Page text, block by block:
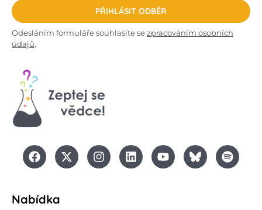
PŘIHLÁSIT ODBĚR
Odesláním formuláře souhlasíte sezpracováním osobních
údajů.
Nabídka